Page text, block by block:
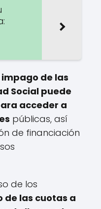
impago de las
Social puede
acceder a
públicas, así
de financiación
de los
de las cuotas a